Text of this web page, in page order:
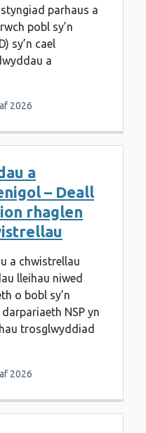
parhaus a
pobl sy’n
sy’n cael
a
2026
a
– Deall
rhaglen
a chwistrellau
lleihau niwed
o bobl sy’n
NSP yn
trosglwyddiad
2026